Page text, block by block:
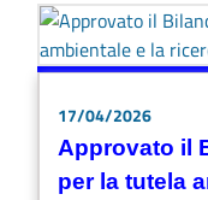
17/04/2026
Approvato il
per la tutela